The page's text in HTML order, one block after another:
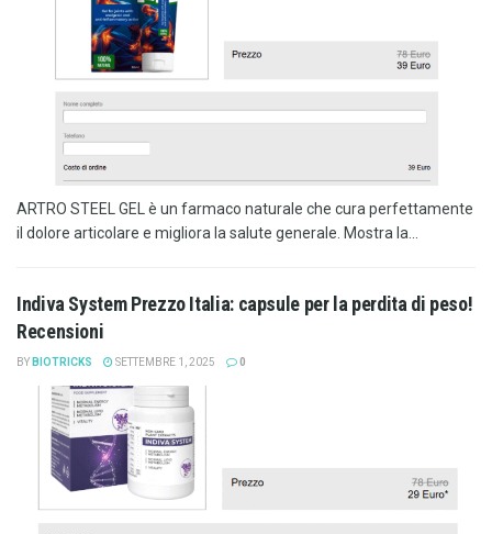
ARTRO STEEL GEL è un farmaco naturale che cura perfettamente
il dolore articolare e migliora la salute generale. Mostra la...
Indiva System Prezzo Italia: capsule per la perdita di peso!
Recensioni
BY BIOTRICKS SETTEMBRE 1, 2025 0